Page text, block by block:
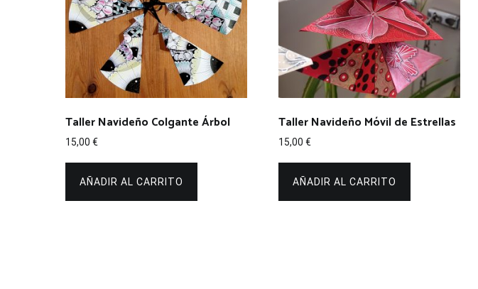
Taller Navideño Colgante Árbol
15,00 €
AÑADIR AL CARRITO
Taller Navideño Móvil de Estrellas
15,00 €
AÑADIR AL CARRITO